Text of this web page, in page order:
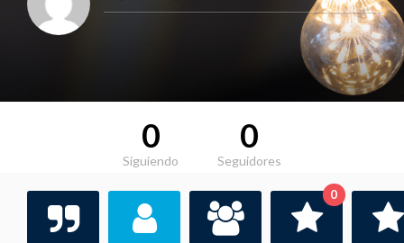
0
Siguiendo
0
Seguidores
0